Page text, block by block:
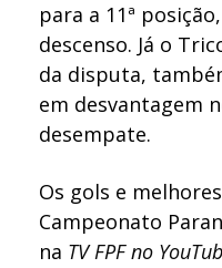
para a 11ª
descenso. Já o
da disputa,
em desvantagem
desempate.
Os gols e
Campeonato
na TV FPF no